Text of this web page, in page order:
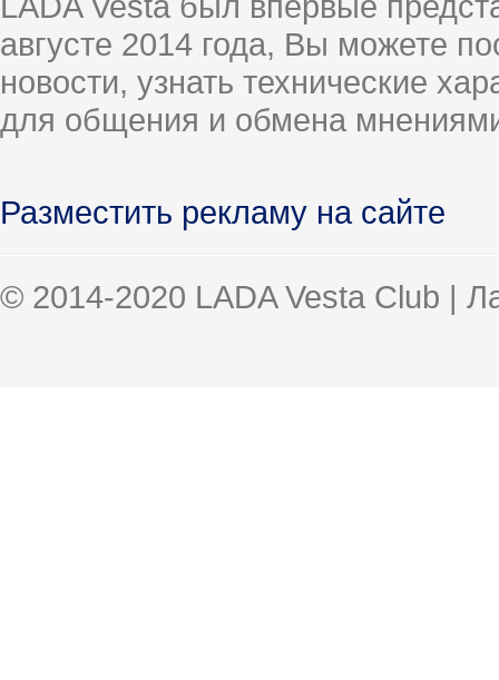
августе 2014 года, Вы можете
новости, узнать технические
для общения и обмена
Разместить рекламу на сайте
© 2014-2020 LADA Vesta Club |